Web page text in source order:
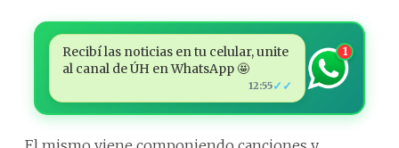
Recibí las noticias en tu celular, unite
al canal de ÚH en WhatsApp 🤩
12:55✓✓
1